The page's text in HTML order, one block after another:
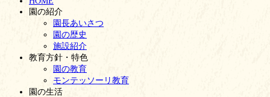
園の紹介
園長あいさつ
園の歴史
施設紹介
教育方針・特色
園の教育
モンテッソーリ教育
園の生活